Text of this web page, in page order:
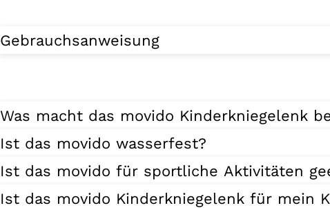
Gebrauchsanweisung
Was macht das movido Kinderkniegelenk
Ist das movido wasserfest?
Ist das movido für sportliche Aktivitäten
Ist das movido Kinderkniegelenk für mein